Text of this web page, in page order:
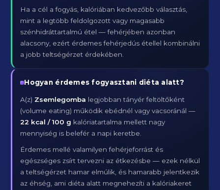
Ha a cél a fogyás, kalóriában kedvezőbb választás,
mint a legtöbb feldolgozott vagy magasabb
szénhidráttartalmú étel — fehérjében azonban
alacsony, ezért érdemes fehérjedús étellel kombinálni
a jobb teltségérzet érdekében.
Hogyan érdemes fogyasztani diéta alatt?
A(z) Zsemlegomba legjobban tányér feltöltőként
(volume eating) működik ebédnél vagy vacsoránál —
22 kcal / 100 g kalóriatartalma mellett nagy
mennyiség is belefér a napi keretbe.
Érdemes mellé valamilyen fehérjeforrást és
egészséges zsírt tervezni az étkezésbe — ezek nélkül
a teltségérzet hamar elmúlik, és hamarabb jelentkezik
az éhség, ami diéta alatt megnehezíti a kalóriakeret